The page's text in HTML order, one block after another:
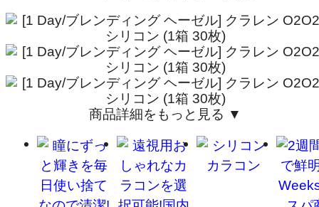
商品詳細をもっと見る ▼